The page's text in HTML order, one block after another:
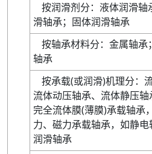
按润滑剂分： 液体润滑轴
滑轴承； 固体润滑轴承
按轴承材料分： 金属轴承；
轴承
按承载(或润滑)机理分：
流体动压轴承、流体静压
完全流体膜(薄膜)承载轴承，
力、磁力承载轴承， 如静电
润滑轴承